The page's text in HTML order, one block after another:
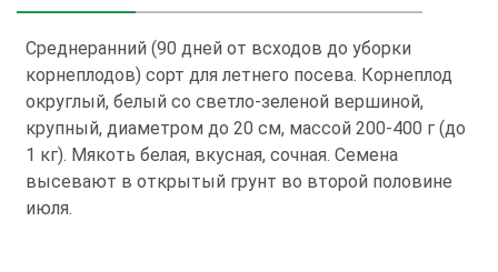
Среднеранний (90 дней от всходов до уборки
корнеплодов) сорт для летнего посева. Корнеплод
округлый, белый со светло-зеленой вершиной,
крупный, диаметром до 20 см, массой 200-400 г (до
1 кг). Мякоть белая, вкусная, сочная. Семена
высевают в открытый грунт во второй половине
июля.